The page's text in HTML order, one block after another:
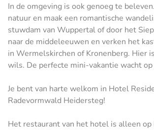
In de omgeving is ook genoeg te
natuur en maak een romantische
stuwdam van Wuppertal of door het
naar de middeleeuwen en verken het
in Wermelskirchen of Kronenberg. Hier
wils. De perfecte mini-vakantie wacht op
Je bent van harte welkom in Hotel
Radevormwald Heidersteg!
Het restaurant van het hotel is alleen op